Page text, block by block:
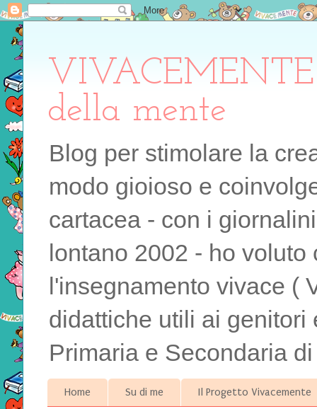
della mente
Blog per stimolare la
modo gioioso e
cartacea - con i
lontano 2002 - ho
l'insegnamento vivace (
didattiche utili ai
Primaria e Secondaria
Home Su di me Il Progetto Vivacemente